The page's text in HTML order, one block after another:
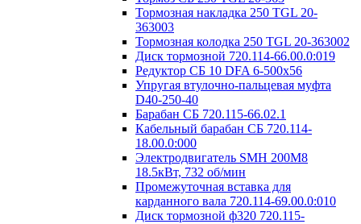
Тормозная накладка 250 TGL 20-
363003
Тормозная колодка 250 TGL 20-363002
Диск тормозной 720.114-66.00.0:019
Редуктор СБ 10 DFA 6-500x56
Упругая втулочно-пальцевая муфта
D40-250-40
Барабан СБ 720.115-66.02.1
Кабельный барабан СБ 720.114-
18.00.0:000
Электродвигатель SMH 200M8
18.5кВт, 732 об/мин
Промежуточная вставка для
карданного вала 720.114-69.00.0:010
Диск тормозной ф320 720.115-